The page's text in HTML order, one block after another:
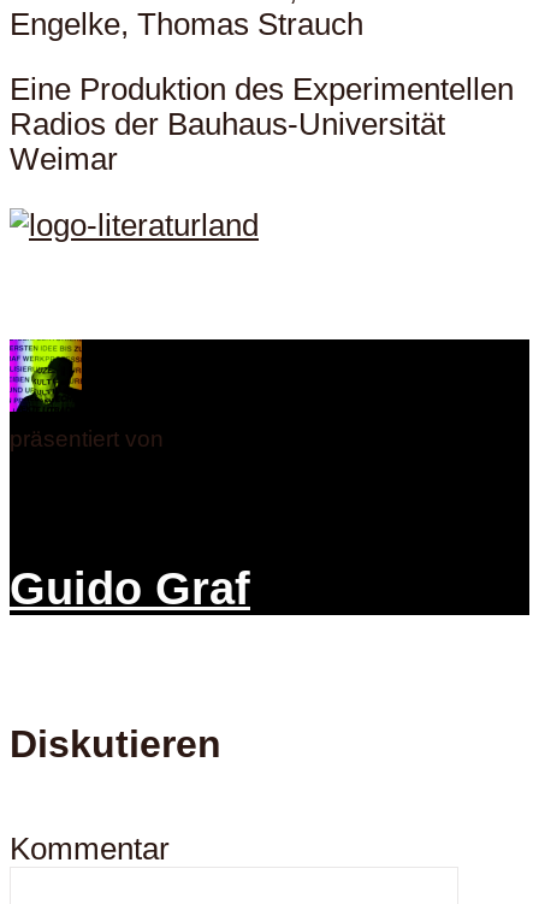
Engelke, Thomas Strauch
Eine Produktion des Experimentellen
Radios der Bauhaus-Universität
Weimar
präsentiert von
Guido Graf
Diskutieren
Kommentar